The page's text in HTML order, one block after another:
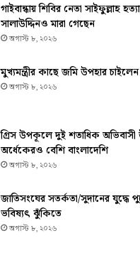
গাইবান্ধায় শিবির নেতা সাইফুল্লাহ
সালাউদ্দিনও মারা গেছেন
অগাস্ট ৮, ২০২৬
মুখ্যমন্ত্রীর কাছে জমি উপহার
অগাস্ট ৮, ২০২৬
গ্রিস উপকূলে দুই শতাধিক অভিবাসী
অর্ধেকেরও বেশি বাংলাদেশি
অগাস্ট ৮, ২০২৬
জাতিসংঘের সতর্কতা/সুদানের যুদ্ধে
ভবিষ্যৎ ঝুঁকিতে
অগাস্ট ৮, ২০২৬